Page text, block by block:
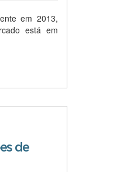
em 2013,
está em
de